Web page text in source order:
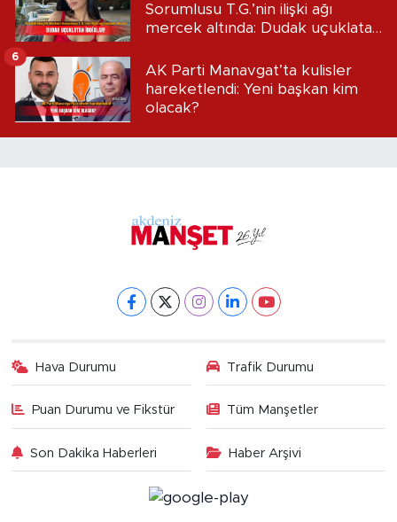
Sorumlusu T.G.’nin ilişki ağı
mercek altında: Dudak uçuklatan
AK Parti Manavgat’ta kulisler
hareketlendi: Yeni başkan kim
olacak?
6
Hava Durumu Trafik Durumu
Puan Durumu ve Fikstür Tüm Manşetler
Son Dakika Haberleri Haber Arşivi